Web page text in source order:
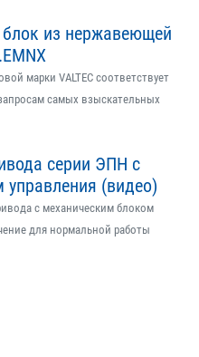
из нержавеющей
марки VALTEC соответствует
самых взыскательных
серии ЭПН с
(видео)
с механическим блоком
для нормальной работы